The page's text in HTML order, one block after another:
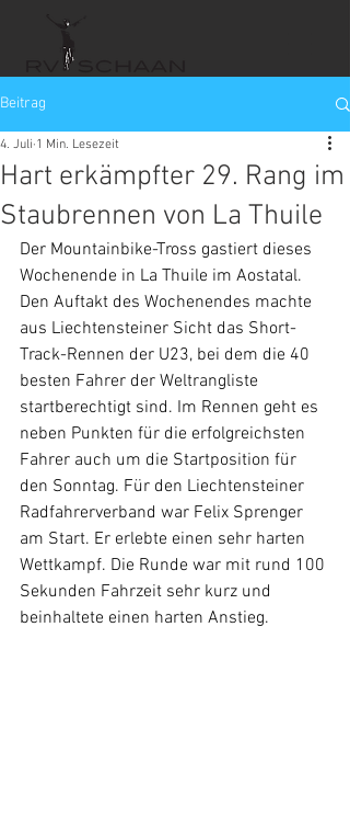
Beitrag
Hart erkämpfter 29. Rang im
Staubrennen von La Thuile
4. Juli 1 Min. Lesezeit
Der Mountainbike-Tross gastiert dieses
Wochenende in La Thuile im Aostatal.
Den Auftakt des Wochenendes machte
aus Liechtensteiner Sicht das Short-
Track-Rennen der U23, bei dem die 40
besten Fahrer der Weltrangliste
startberechtigt sind. Im Rennen geht es
neben Punkten für die erfolgreichsten
Fahrer auch um die Startposition für
den Sonntag. Für den Liechtensteiner
Radfahrerverband war Felix Sprenger
am Start. Er erlebte einen sehr harten
Wettkampf. Die Runde war mit rund 100
Sekunden Fahrzeit sehr kurz und
beinhaltete einen harten Anstieg.